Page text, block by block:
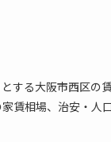
する大阪市西区
賃相場、治安・